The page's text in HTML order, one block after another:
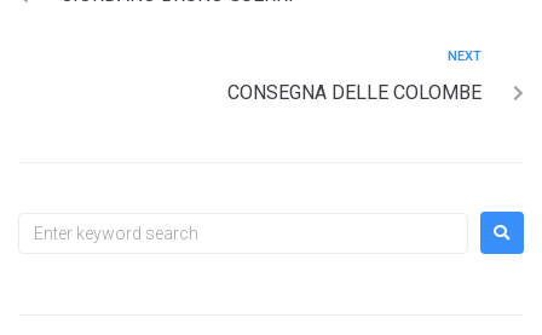
NEXT
CONSEGNA DELLE COLOMBE